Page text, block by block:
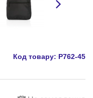
Код товару: P762-45